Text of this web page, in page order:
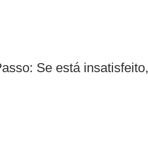
Se está insatisfeito,